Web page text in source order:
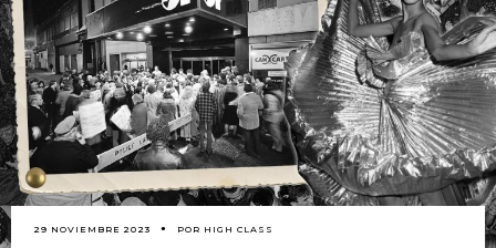
29 NOVIEMBRE 2023 POR HIGH CLASS